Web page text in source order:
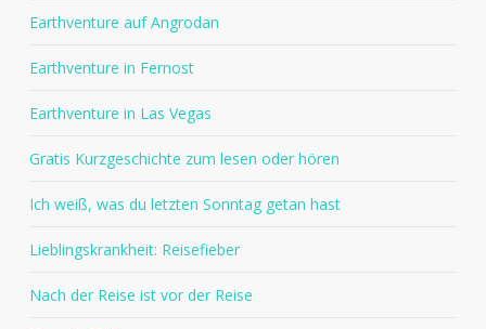
Earthventure auf Angrodan
Earthventure in Fernost
Earthventure in Las Vegas
Gratis Kurzgeschichte zum lesen oder hören
Ich weiß, was du letzten Sonntag getan hast
Lieblingskrankheit: Reisefieber
Nach der Reise ist vor der Reise